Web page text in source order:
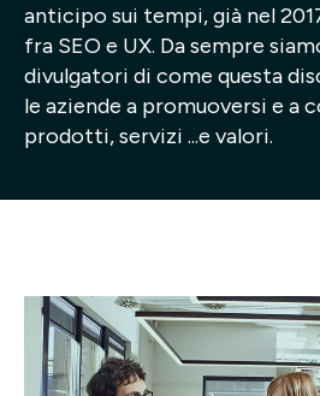
Italiano
anticipo sui tempi, già nel
fra SEO e UX. Da sempre
divulgatori di come questa
le aziende a promuoversi e a
prodotti, servizi ...e valori.